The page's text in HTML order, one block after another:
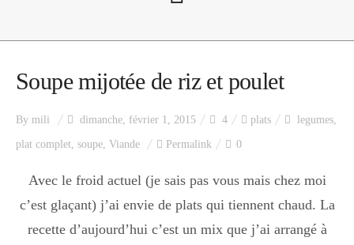
A propos
Index des recettes
Catégories
Soupe mijotée de riz et poulet
By mili dimanche, février 1, 2015 4 plats legumes,
plat complet, soupe, Viande Permalink 0
Avec le froid actuel (je sais pas vous mais chez moi
c’est glaçant) j’ai envie de plats qui tiennent chaud. La
recette d’aujourd’hui c’est un mix que j’ai arrangé à